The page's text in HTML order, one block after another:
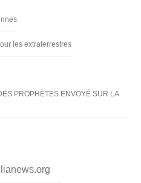
les extraterrestres
PROPHÈTES ENVOYÉ SUR LA